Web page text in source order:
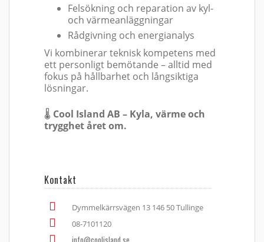
Felsökning och reparation av kyl-
och värmeanläggningar
Rådgivning och energianalys
Vi kombinerar teknisk kompetens med
ett personligt bemötande – alltid med
fokus på hållbarhet och långsiktiga
lösningar.
🌡️ Cool Island AB – Kyla, värme och
trygghet året om.
Kontakt
Dymmelkärrsvägen 13 146 50 Tullinge
08-7101120
info@coolisland.se